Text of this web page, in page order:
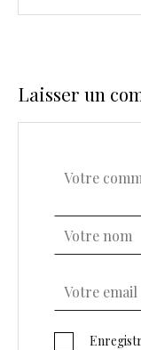
Laisser un